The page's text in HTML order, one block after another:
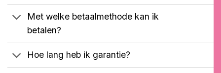
Met welke betaalmethode kan ik
betalen?
Hoe lang heb ik garantie?